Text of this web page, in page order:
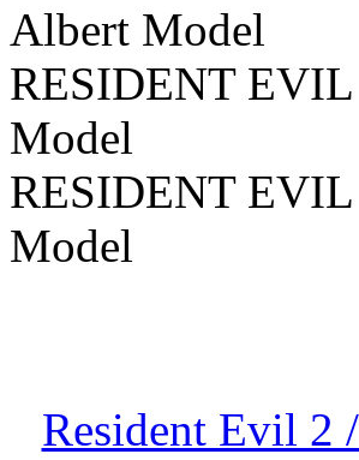
Albert Model
RESIDENT EVIL
Model
RESIDENT EVIL
Model
Resident Evil 2